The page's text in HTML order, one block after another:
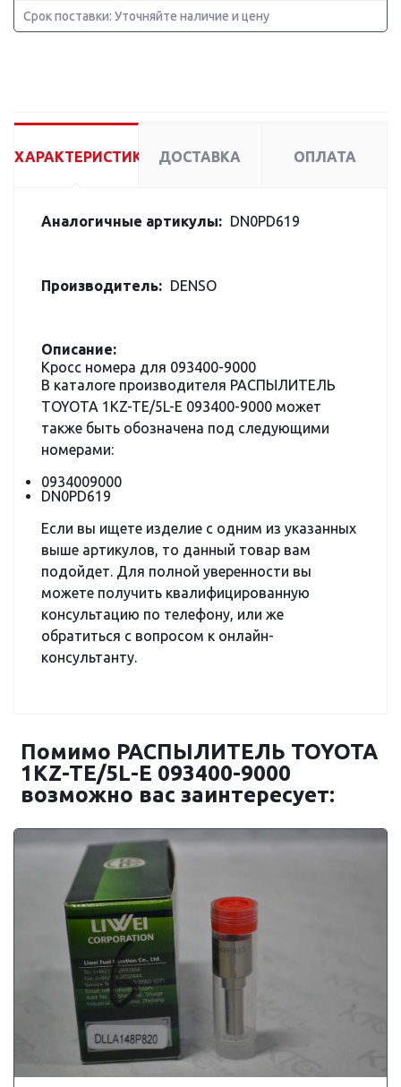
Срок поставки: Уточняйте наличие и цену
ХАРАКТЕРИСТИКИ ДОСТАВКА ОПЛАТА
Аналогичные артикулы: DN0PD619
Производитель: DENSO
Описание:
Кросс номера для 093400-9000
В каталоге производителя РАСПЫЛИТЕЛЬ
TOYOTA 1KZ-TE/5L-E 093400-9000 может
также быть обозначена под следующими
номерами:
0934009000
DN0PD619
Если вы ищете изделие с одним из указанных
выше артикулов, то данный товар вам
подойдет. Для полной уверенности вы
можете получить квалифицированную
консультацию по телефону, или же
обратиться с вопросом к онлайн-
консультанту.
Помимо РАСПЫЛИТЕЛЬ TOYOTA
1KZ-TE/5L-E 093400-9000
возможно вас заинтересует: